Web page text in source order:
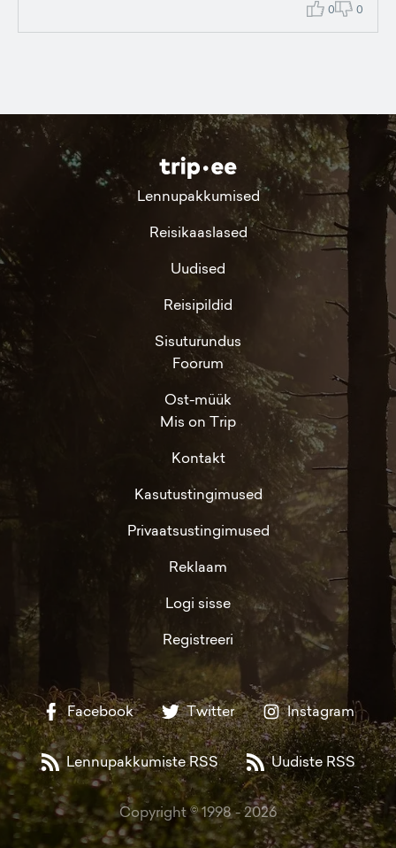
0 0
Lennupakkumised
Reisikaaslased
Uudised
Reisipildid
Sisuturundus
Foorum
Ost-müük
Mis on Trip
Kontakt
Kasutustingimused
Privaatsustingimused
Reklaam
Logi sisse
Registreeri
Facebook Twitter Instagram
Lennupakkumiste RSS Uudiste RSS
Copyright © 1998 -2026